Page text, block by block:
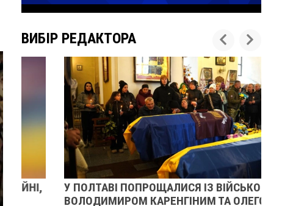
ВИБІР РЕДАКТОРА
У ПОЛТАВІ ПОПРОЩАЛИСЯ ІЗ ВІЙСЬКОВИМИ
ВОЛОДИМИРОМ КАРЕНГІНИМ ТА ОЛЕГОМ